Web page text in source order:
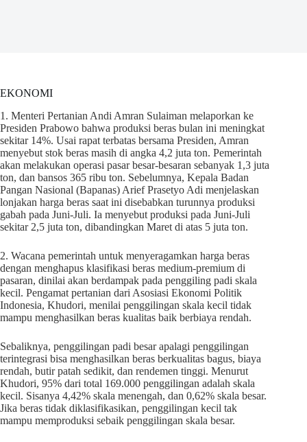
EKONOMI
1. Menteri Pertanian Andi Amran Sulaiman melaporkan ke
Presiden Prabowo bahwa produksi beras bulan ini meningkat
sekitar 14%. Usai rapat terbatas bersama Presiden, Amran
menyebut stok beras masih di angka 4,2 juta ton. Pemerintah
akan melakukan operasi pasar besar-besaran sebanyak 1,3 juta
ton, dan bansos 365 ribu ton. Sebelumnya, Kepala Badan
Pangan Nasional (Bapanas) Arief Prasetyo Adi menjelaskan
lonjakan harga beras saat ini disebabkan turunnya produksi
gabah pada Juni-Juli. Ia menyebut produksi pada Juni-Juli
sekitar 2,5 juta ton, dibandingkan Maret di atas 5 juta ton.
2. Wacana pemerintah untuk menyeragamkan harga beras
dengan menghapus klasifikasi beras medium-premium di
pasaran, dinilai akan berdampak pada penggiling padi skala
kecil. Pengamat pertanian dari Asosiasi Ekonomi Politik
Indonesia, Khudori, menilai penggilingan skala kecil tidak
mampu menghasilkan beras kualitas baik berbiaya rendah.
Sebaliknya, penggilingan padi besar apalagi penggilingan
terintegrasi bisa menghasilkan beras berkualitas bagus, biaya
rendah, butir patah sedikit, dan rendemen tinggi. Menurut
Khudori, 95% dari total 169.000 penggilingan adalah skala
kecil. Sisanya 4,42% skala menengah, dan 0,62% skala besar.
Jika beras tidak diklasifikasikan, penggilingan kecil tak
mampu memproduksi sebaik penggilingan skala besar.